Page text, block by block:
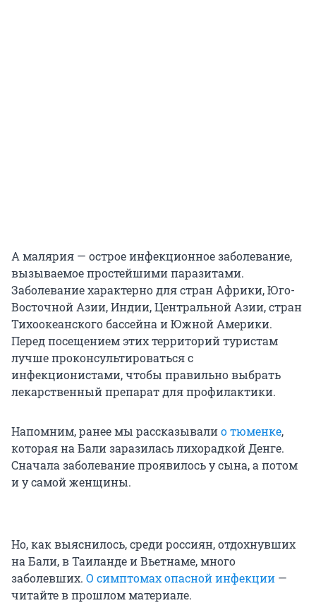
А малярия — острое инфекционное заболевание,
вызываемое простейшими паразитами.
Заболевание характерно для стран Африки, Юго-
Восточной Азии, Индии, Центральной Азии, стран
Тихоокеанского бассейна и Южной Америки.
Перед посещением этих территорий туристам
лучше проконсультироваться с
инфекционистами, чтобы правильно выбрать
лекарственный препарат для профилактики.
Напомним, ранее мы рассказывалио тюменке,
которая на Бали заразилась лихорадкой Денге.
Сначала заболевание проявилось у сына, а потом
и у самой женщины.
Но, как выяснилось, среди россиян, отдохнувших
на Бали, в Таиланде и Вьетнаме, много
заболевших. О симптомах опасной инфекции —
читайте в прошлом материале.